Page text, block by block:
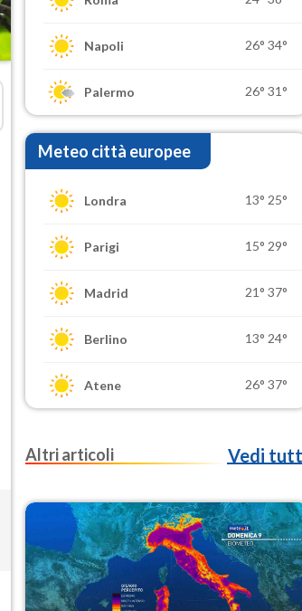
Napoli 26° 34°
Palermo 26° 31°
Meteo città europee
Londra 13° 25°
Parigi 15° 29°
Madrid 21° 37°
Berlino 13° 24°
Atene 26° 37°
Altri articoli Vedi